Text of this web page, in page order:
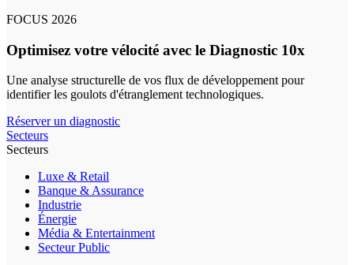
FOCUS 2026
Optimisez votre vélocité avec le Diagnostic 10x
Une analyse structurelle de vos flux de développement pour
identifier les goulots d'étranglement technologiques.
Réserver un diagnostic
Secteurs
Secteurs
Luxe & Retail
Banque & Assurance
Industrie
Énergie
Média & Entertainment
Secteur Public